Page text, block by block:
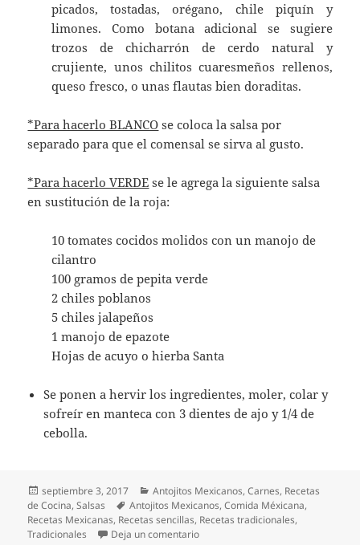
picados, tostadas, orégano, chile piquín y
limones. Como botana adicional se sugiere
trozos de chicharrón de cerdo natural y
crujiente, unos chilitos cuaresmeños rellenos,
queso fresco, o unas flautas bien doraditas.
*Para hacerlo BLANCO se coloca la salsa por
separado para que el comensal se sirva al gusto.
*Para hacerlo VERDE se le agrega la siguiente salsa
en sustitución de la roja:
10 tomates cocidos molidos con un manojo de
cilantro
100 gramos de pepita verde
2 chiles poblanos
5 chiles jalapeños
1 manojo de epazote
Hojas de acuyo o hierba Santa
Se ponen a hervir los ingredientes, moler, colar y
sofreír en manteca con 3 dientes de ajo y 1/4 de
cebolla.
Publicado
el
septiembre 3, 2017 Categorías
Antojitos Mexicanos,Carnes, Recetas
de Cocina,Salsas Etiquetas
Antojitos Mexicanos,Comida Méxicana,
Recetas Mexicanas, Recetas sencillas, Recetas tradicionales,
Tradicionales
Deja un comentarioen POZOLE ROJO, BLANCO O VERDE